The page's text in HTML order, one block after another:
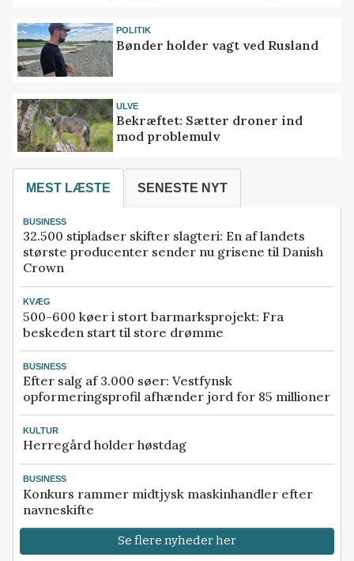
POLITIK
Bønder holder vagt ved Rusland
ULVE
Bekræftet: Sætter droner ind
mod problemulv
MEST LÆSTE SENESTE NYT
BUSINESS
32.500 stipladser skifter slagteri: En af landets
største producenter sender nu grisene til Danish
Crown
KVÆG
500-600 køer i stort barmarksprojekt: Fra
beskeden start til store drømme
BUSINESS
Efter salg af 3.000 søer: Vestfynsk
opformeringsprofil afhænder jord for 85 millioner
KULTUR
Herregård holder høstdag
BUSINESS
Konkurs rammer midtjysk maskinhandler efter
navneskifte
Se flere nyheder her